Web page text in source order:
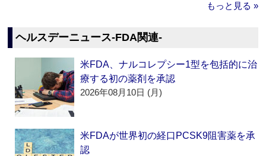
もっと見る »
ヘルスデーニュース‐FDA関連‐
米FDA、ナルコレプシー1型を包括的に治
療する初の薬剤を承認
2026年08月10日 (月)
米FDAが世界初の経口PCSK9阻害薬を承
認